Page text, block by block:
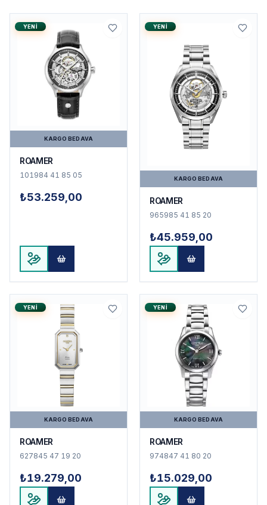
YENI
KARGO BEDAVA
ROAMER
101984 41 85 05
₺53.259,00
YENI
KARGO BEDAVA
ROAMER
965985 41 85 20
₺45.959,00
YENI
KARGO BEDAVA
ROAMER
627845 47 19 20
₺19.279,00
YENI
KARGO BEDAVA
ROAMER
974847 41 80 20
₺15.029,00